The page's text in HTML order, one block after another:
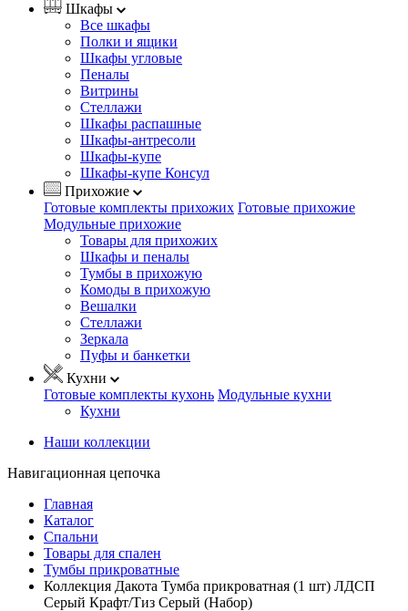
Шкафы
Все шкафы
Полки и ящики
Шкафы угловые
Пеналы
Витрины
Стеллажи
Шкафы распашные
Шкафы-антресоли
Шкафы-купе
Шкафы-купе Консул
Прихожие
Готовые комплекты прихожих Готовые прихожие
Модульные прихожие
Товары для прихожих
Шкафы и пеналы
Тумбы в прихожую
Комоды в прихожую
Вешалки
Стеллажи
Зеркала
Пуфы и банкетки
Кухни
Готовые комплекты кухонь Модульные кухни
Кухни
Наши коллекции
Навигационная цепочка
Главная
Каталог
Спальни
Товары для спален
Тумбы прикроватные
Коллекция Дакота Тумба прикроватная (1 шт) ЛДСП
Серый Крафт/Тиз Серый (Набор)